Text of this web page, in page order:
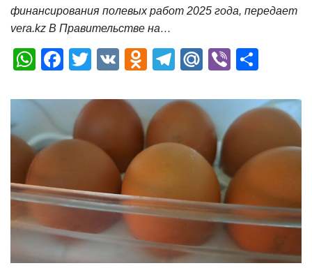
финансирования полевых работ 2025 года, передает
vera.kz В Правительстве на…
W
at
A
p
F
c
e
b
o
k
T
tt
V
O
n
o
kl
ss
ni
ki
T
e
a
M
.R
u
Vi
er п
а
и
т